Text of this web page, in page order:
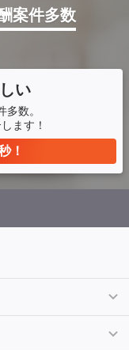
案件多数
い
数。
ます！
！